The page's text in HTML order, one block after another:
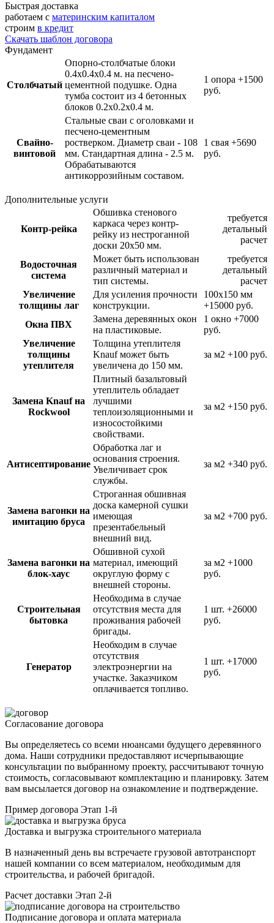
Быстрая доставка
работаем с материнским капиталом
строим в кредит
Скачать шаблон договора
Фундамент
Столбчатый
Опорно-столбчатые блоки
0.4х0.4х0.4 м. на песчено-
цементной подушке. Одна
тумба состоит из 4 бетонных
блоков 0.2х0.2х0.4 м.
1 опора +1500
руб.
Свайно-
винтовой
Стальные сваи с оголовками и
песчено-цементным
ростверком. Диаметр сваи - 108
мм. Стандартная длина - 2.5 м.
Обрабатываются
антикоррозийным составом.
1 свая +5690
руб.
Дополнительные услуги
Контр-рейка
Обшивка стенового
каркаса через контр-
рейку из нестроганной
доски 20х50 мм.
требуется
детальный
расчет
Водосточная
система
Может быть использован
различный материал и
тип системы.
требуется
детальный
расчет
Увеличение
толщины лаг
Для усиления прочности
конструкции.
100х150 мм
+15000 руб.
Окна ПВХ
Замена деревянных окон
на пластиковые.
1 окно +7000
руб.
Увеличение
толщины
утеплителя
Толщина утеплителя
Knauf может быть
увеличена до 150 мм.
за м2 +100 руб.
Замена Knauf на
Rockwool
Плитный базальтовый
утеплитель обладает
лучшими
теплоизоляционными и
износостойкими
свойствами.
за м2 +150 руб.
Антисептирование
Обработка лаг и
основания строения.
Увеличивает срок
службы.
за м2 +340 руб.
Замена вагонки на
имитацию бруса
Строганная обшивная
доска камерной сушки
имеющая
презентабельный
внешний вид.
за м2 +700 руб.
Замена вагонки на
блок-хаус
Обшивной сухой
материал, имеющий
округлую форму с
внешней стороны.
за м2 +1000
руб.
Строительная
бытовка
Необходима в случае
отсутствия места для
проживания рабочей
бригады.
1 шт. +26000
руб.
Генератор
Необходим в случае
отсутствия
электроэнергии на
участке. Заказчиком
оплачивается топливо.
1 шт. +17000
руб.
Согласование договора
Вы определяетесь со всеми нюансами будущего деревянного
дома. Наши сотрудники предоставляют исчерпывающие
консультации по выбранному проекту, рассчитывают точную
стоимость, согласовывают комплектацию и планировку. Затем
вам высылается договор на ознакомление и подтверждение.
Пример договора Этап 1-й
Доставка и выгрузка строительного материала
В назначенный день вы встречаете грузовой автотранспорт
нашей компании со всем материалом, необходимым для
строительства, и рабочей бригадой.
Расчет доставки Этап 2-й
Подписание договора и оплата материала